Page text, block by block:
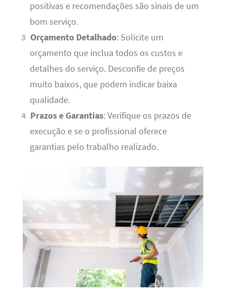
positivas e recomendações são sinais de um
bom serviço.
Orçamento Detalhado: Solicite um
orçamento que inclua todos os custos e
detalhes do serviço. Desconfie de preços
muito baixos, que podem indicar baixa
qualidade.
Prazos e Garantias: Verifique os prazos de
execução e se o profissional oferece
garantias pelo trabalho realizado.